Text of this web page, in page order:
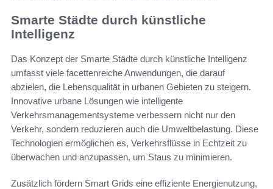
Smarte Städte durch künstliche
Intelligenz
Das Konzept der Smarte Städte durch künstliche Intelligenz
umfasst viele facettenreiche Anwendungen, die darauf
abzielen, die Lebensqualität in urbanen Gebieten zu steigern.
Innovative urbane Lösungen wie intelligente
Verkehrsmanagementsysteme verbessern nicht nur den
Verkehr, sondern reduzieren auch die Umweltbelastung. Diese
Technologien ermöglichen es, Verkehrsflüsse in Echtzeit zu
überwachen und anzupassen, um Staus zu minimieren.
Zusätzlich fördern Smart Grids eine effiziente Energienutzung,